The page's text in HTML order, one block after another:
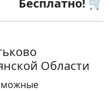
Бесплатно! 🛒
Области